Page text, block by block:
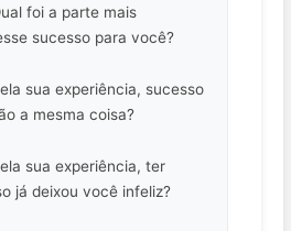
foi a parte mais
sucesso para você?
sua experiência, sucesso
a mesma coisa?
sua experiência, ter
já deixou você infeliz?